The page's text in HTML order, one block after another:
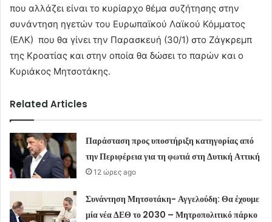
που αλλάζει είναι το κυρίαρχο θέμα συζήτησης στην
συνάντηση ηγετών του Ευρωπαϊκού Λαϊκού Κόμματος
(ΕΛΚ) που θα γίνει την Παρασκευή (30/1) στο Ζάγκρεμπ
της Κροατίας και στην οποία θα δώσει το παρών και ο
Κυριάκος Μητσοτάκης.
Related Articles
Παράσταση προς υποστήριξη κατηγορίας από
την Περιφέρεια για τη φωτιά στη Δυτική Αττική
12 ώρες ago
Συνάντηση Μητσοτάκη- Αγγελούδη: Θα έχουμε
μία νέα ΔΕΘ το 2030 – Μητροπολιτικό πάρκο